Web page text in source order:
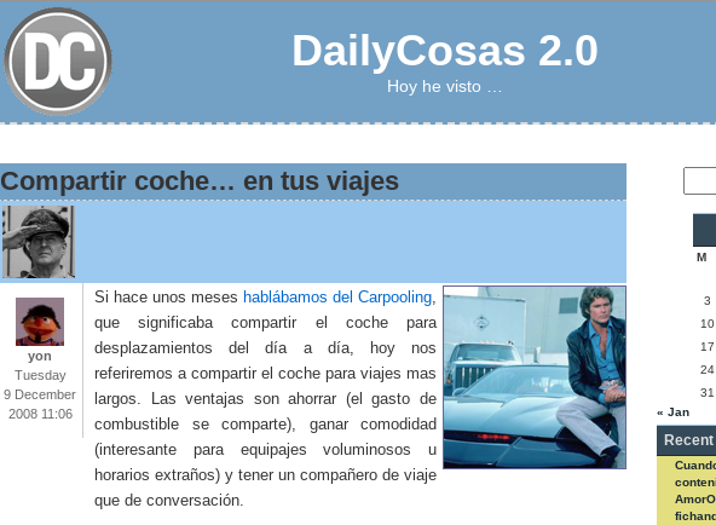
DailyCosas 2.0
Hoy he visto …
Compartir coche… en tus viajes
yon
Tuesday
9 December
2008 11:06
Si hace unos meses hablábamos del Carpooling
que significaba compartir el coche para
desplazamientos del día a día, hoy nos
referiremos a compartir el coche para viajes mas
largos. Las ventajas son ahorrar (el gasto de
combustible se comparte), ganar comodidad
(interesante para equipajes voluminosos u
horarios extraños) y tener un compañero de viaje
que de conversación.
M
3
10
17
24
31
« Jan